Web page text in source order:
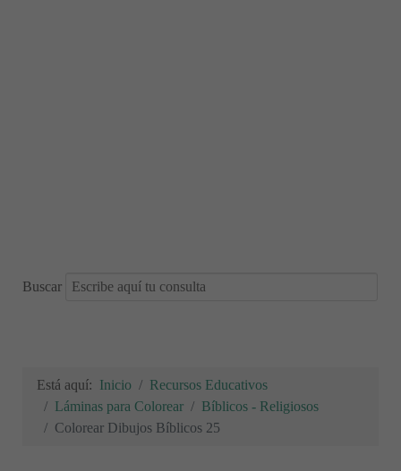
Buscar
Está aquí: Inicio
Recursos Educativos
Láminas para Colorear
Bíblicos - Religiosos
Colorear Dibujos Bíblicos 25